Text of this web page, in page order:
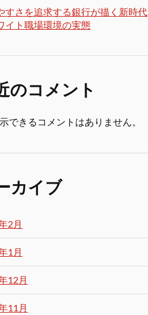
すさを追求する銀行が描く新時代
イト職場環境の実態
のコメント
できるコメントはありません。
カイブ
2月
1月
12月
11月